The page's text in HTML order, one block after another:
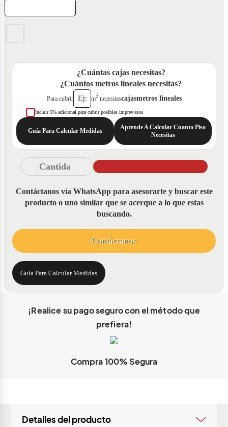
¿Cuántas cajas necesitas?
¿Cuántos metros lineales necesitas?
Para cubrir m2 necesitascajasmetros lineales
Incluir 5% adicional para cubrir posibles imprevistos
Guía Para Calcular Medidas
Aprende A Calcular Cuanto Piso
Necesitas
Contáctanos vía WhatsApp para asesorarte y buscar este
producto o uno similar que se acerque a lo que estas
buscando.
Contáctanos
Guía Para Calcular Medidas
¡Realice su pago seguro con el método que
prefiera!
Compra 100% Segura
Detalles del producto
seleccionada. Contáctanos por cualquier de estos medios para